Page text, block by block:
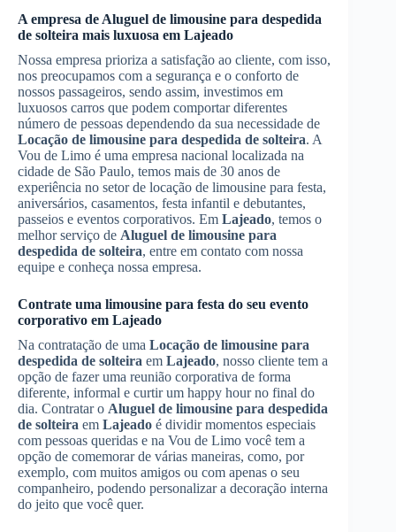
A empresa de Aluguel de limousine para despedida
de solteira mais luxuosa em Lajeado
Nossa empresa prioriza a satisfação ao cliente, com isso,
nos preocupamos com a segurança e o conforto de
nossos passageiros, sendo assim, investimos em
luxuosos carros que podem comportar diferentes
número de pessoas dependendo da sua necessidade de
Locação de limousine para despedida de solteira. A
Vou de Limo é uma empresa nacional localizada na
cidade de São Paulo, temos mais de 30 anos de
experiência no setor de locação de limousine para festa,
aniversários, casamentos, festa infantil e debutantes,
passeios e eventos corporativos. Em Lajeado, temos o
melhor serviço de Aluguel de limousine para
despedida de solteira, entre em contato com nossa
equipe e conheça nossa empresa.
Contrate uma limousine para festa do seu evento
corporativo em Lajeado
Na contratação de uma Locação de limousine para
despedida de solteira em Lajeado, nosso cliente tem a
opção de fazer uma reunião corporativa de forma
diferente, informal e curtir um happy hour no final do
dia. Contratar o Aluguel de limousine para despedida
de solteira em Lajeado é dividir momentos especiais
com pessoas queridas e na Vou de Limo você tem a
opção de comemorar de várias maneiras, como, por
exemplo, com muitos amigos ou com apenas o seu
companheiro, podendo personalizar a decoração interna
do jeito que você quer.